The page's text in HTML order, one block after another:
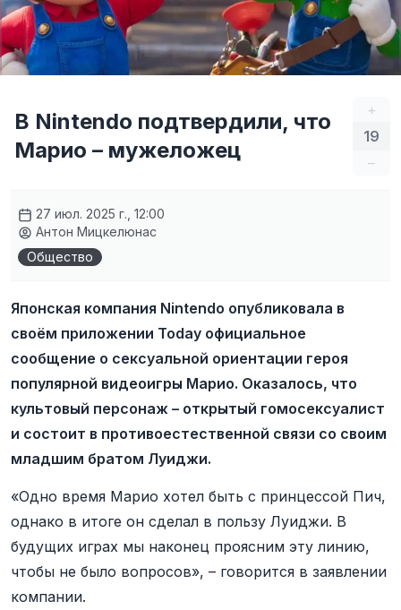
+
19
–
В Nintendo подтвердили, что
Марио – мужеложец
27 июл. 2025 г., 12:00
Антон Мицкелюнас
Общество
Японская компания Nintendo опубликовала в
своём приложении Today официальное
сообщение о сексуальной ориентации героя
популярной видеоигры Марио. Оказалось, что
культовый персонаж – открытый гомосексуалист
и состоит в противоестественной связи со своим
младшим братом Луиджи.
«Одно время Марио хотел быть с принцессой Пич,
однако в итоге он сделал в пользу Луиджи. В
будущих играх мы наконец проясним эту линию,
чтобы не было вопросов», – говорится в заявлении
компании.